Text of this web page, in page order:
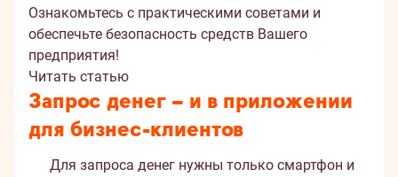
Ознакомьтесь с практическими советами и
обеспечьте безопасность средств Вашего
предприятия!
Читать статью
Запрос денег – и в приложении
для бизнес-клиентов
Для запроса денег нужны только смартфон и